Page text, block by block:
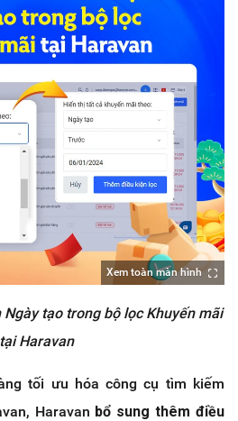
Xem toàn màn hình
tạo trong bộ lọc Khuyến mãi
tại Haravan
tối ưu hóa công cụ tìm kiếm
Haravan bổ sung thêm điều